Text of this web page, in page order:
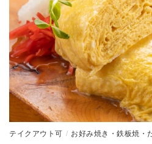
テイクアウト可 お好み焼き・鉄板焼・